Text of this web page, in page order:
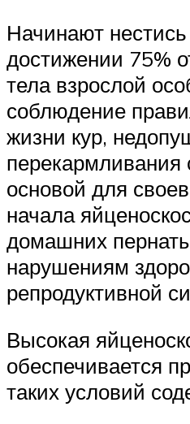
Начинают
достижении 75%
тела взрослой
соблюдение
жизни кур,
перекармливания
основой для
начала
домашних
нарушениям
репродуктивной
Высокая
обеспечивается
таких условий